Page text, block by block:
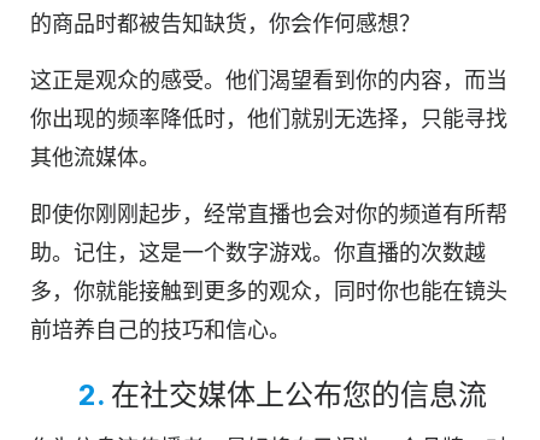
的商品时都被告知缺货，你会作何感想？
这正是观众的感受。他们渴望看到你的内容，而当
你出现的频率降低时，他们就别无选择，只能寻找
其他流媒体。
即使你刚刚起步，经常直播也会对你的频道有所帮
助。记住，这是一个数字游戏。你直播的次数越
多，你就能接触到更多的观众，同时你也能在镜头
前培养自己的技巧和信心。
2. 在社交媒体上公布您的信息流